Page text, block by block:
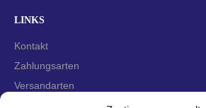
LINKS
Kontakt
Zahlungsarten
Versandarten